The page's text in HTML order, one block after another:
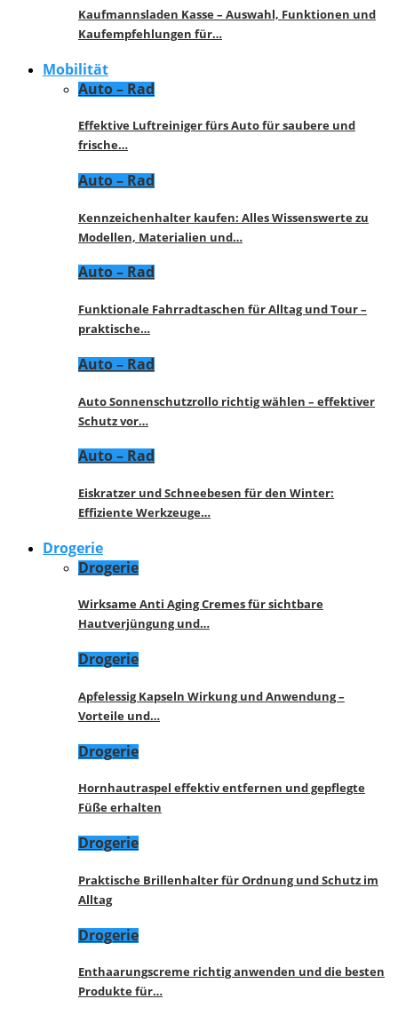
Kaufmannsladen Kasse – Auswahl, Funktionen und
Kaufempfehlungen für…
Mobilität
Auto – Rad
Effektive Luftreiniger fürs Auto für saubere und
frische…
Auto – Rad
Kennzeichenhalter kaufen: Alles Wissenswerte zu
Modellen, Materialien und…
Auto – Rad
Funktionale Fahrradtaschen für Alltag und Tour –
praktische…
Auto – Rad
Auto Sonnenschutzrollo richtig wählen – effektiver
Schutz vor…
Auto – Rad
Eiskratzer und Schneebesen für den Winter:
Effiziente Werkzeuge…
Drogerie
Drogerie
Wirksame Anti Aging Cremes für sichtbare
Hautverjüngung und…
Drogerie
Apfelessig Kapseln Wirkung und Anwendung –
Vorteile und…
Drogerie
Hornhautraspel effektiv entfernen und gepflegte
Füße erhalten
Drogerie
Praktische Brillenhalter für Ordnung und Schutz im
Alltag
Drogerie
Enthaarungscreme richtig anwenden und die besten
Produkte für…